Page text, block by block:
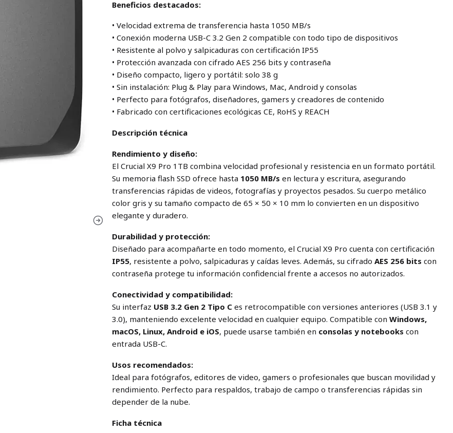
Beneficios destacados:
• Velocidad extrema de transferencia hasta 1050 MB/s
• Conexión moderna USB-C 3.2 Gen 2 compatible con todo tipo de dispositivos
• Resistente al polvo y salpicaduras con certificación IP55
• Protección avanzada con cifrado AES 256 bits y contraseña
• Diseño compacto, ligero y portátil: solo 38 g
• Sin instalación: Plug & Play para Windows, Mac, Android y consolas
• Perfecto para fotógrafos, diseñadores, gamers y creadores de contenido
• Fabricado con certificaciones ecológicas CE, RoHS y REACH
Descripción técnica
Rendimiento y diseño:
El Crucial X9 Pro 1TB combina velocidad profesional y resistencia en un formato portátil.
Su memoria flash SSD ofrece hasta 1050 MB/s en lectura y escritura, asegurando
transferencias rápidas de videos, fotografías y proyectos pesados. Su cuerpo metálico
color gris y su tamaño compacto de 65 × 50 × 10 mm lo convierten en un dispositivo
elegante y duradero.
Durabilidad y protección:
Diseñado para acompañarte en todo momento, el Crucial X9 Pro cuenta con certificación
IP55, resistente a polvo, salpicaduras y caídas leves. Además, su cifradoAES 256 bits con
contraseña protege tu información confidencial frente a accesos no autorizados.
Conectividad y compatibilidad:
Su interfaz USB 3.2 Gen 2 Tipo C es retrocompatible con versiones anteriores (USB 3.1 y
3.0), manteniendo excelente velocidad en cualquier equipo. Compatible conWindows,
macOS, Linux, Android e iOS, puede usarse también en consolas y notebooks con
entrada USB-C.
Usos recomendados:
Ideal para fotógrafos, editores de video, gamers o profesionales que buscan movilidad y
rendimiento. Perfecto para respaldos, trabajo de campo o transferencias rápidas sin
depender de la nube.
Ficha técnica